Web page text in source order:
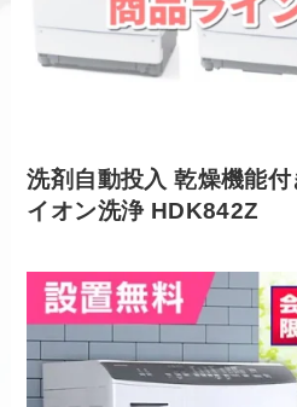
洗剤自動投入 乾燥機能
イオン洗浄 HDK842Z